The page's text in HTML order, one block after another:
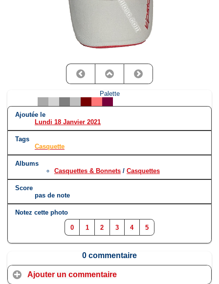
Palette
Ajoutée le
Lundi 18 Janvier 2021
Tags
Casquette
Albums
Casquettes & Bonnets / Casquettes
Score
pas de note
Notez cette photo
0 1 2 3 4 5
0 commentaire
Ajouter un commentaire